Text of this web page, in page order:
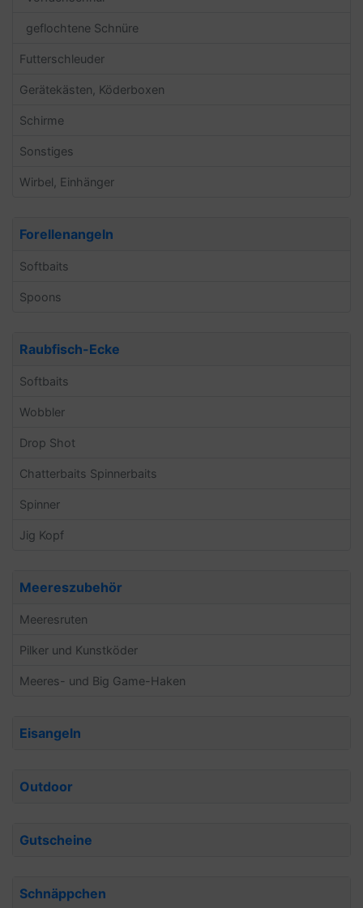
geflochtene Schnüre
Futterschleuder
Gerätekästen, Köderboxen
Schirme
Sonstiges
Wirbel, Einhänger
Forellenangeln
Softbaits
Spoons
Raubfisch-Ecke
Softbaits
Wobbler
Drop Shot
Chatterbaits Spinnerbaits
Spinner
Jig Kopf
Meereszubehör
Meeresruten
Pilker und Kunstköder
Meeres- und Big Game-Haken
Eisangeln
Outdoor
Gutscheine
Schnäppchen